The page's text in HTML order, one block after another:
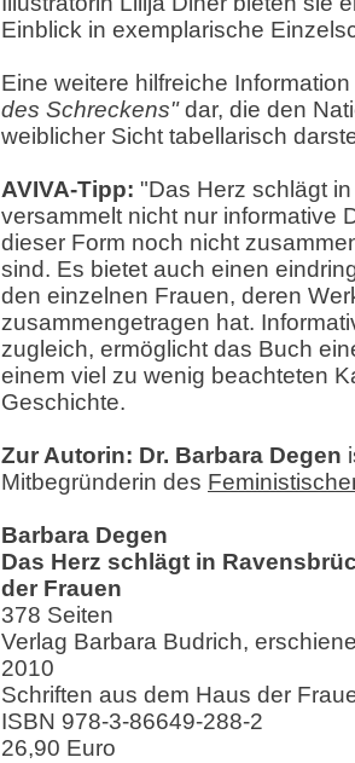
Einblick in exemplarische
Eine weitere hilfreiche
des Schreckens"dar, die den
weiblicher Sicht tabellarisch
AVIVA-Tipp: "Das Herz schlägt
versammelt nicht nur informative
dieser Form noch nicht
sind. Es bietet auch einen
den einzelnen Frauen, deren
zusammengetragen hat.
zugleich, ermöglicht das Buch
einem viel zu wenig beachteten
Geschichte.
Zur Autorin: Dr. Barbara Degen
Mitbegründerin des
Barbara Degen
Das Herz schlägt in
der Frauen
378 Seiten
Verlag Barbara Budrich,
2010
Schriften aus dem Haus der
ISBN 978-3-86649-288-2
26,90 Euro